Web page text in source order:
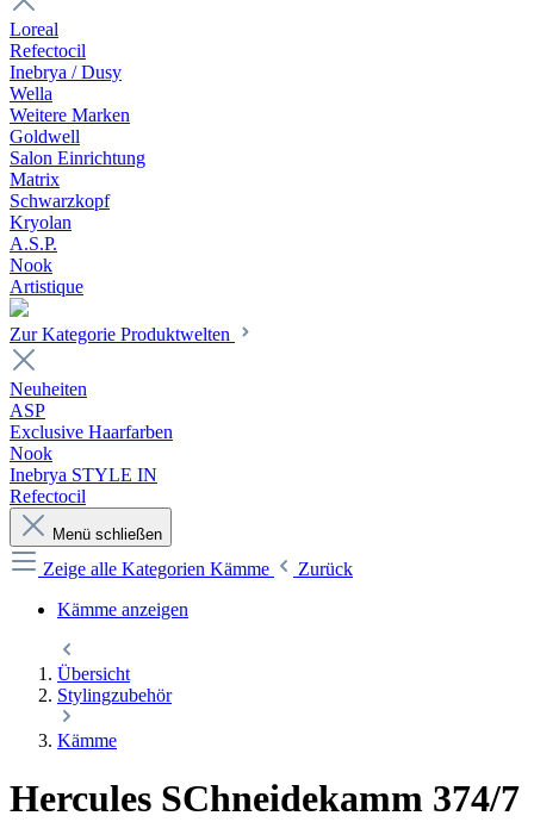
Loreal
Refectocil
Inebrya / Dusy
Wella
Weitere Marken
Goldwell
Salon Einrichtung
Matrix
Schwarzkopf
Kryolan
A.S.P.
Nook
Artistique
Zur Kategorie Produktwelten
Neuheiten
ASP
Exclusive Haarfarben
Nook
Inebrya STYLE IN
Refectocil
Menü schließen
Zeige alle Kategorien Kämme
Zurück
Kämme anzeigen
Übersicht
Stylingzubehör
Kämme
Hercules SChneidekamm 374/7